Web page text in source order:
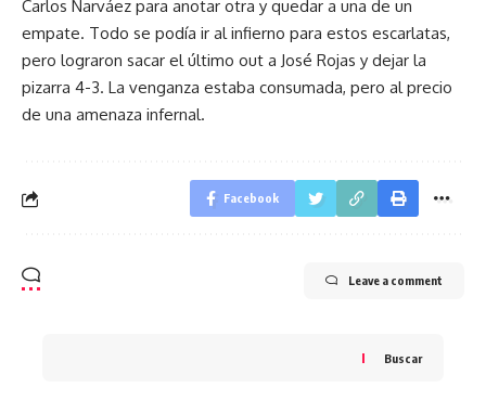
Carlos Narváez para anotar otra y quedar a una de un
empate. Todo se podía ir al infierno para estos escarlatas,
pero lograron sacar el último out a José Rojas y dejar la
pizarra 4-3. La venganza estaba consumada, pero al precio
de una amenaza infernal.
Facebook
Leave a comment
Buscar